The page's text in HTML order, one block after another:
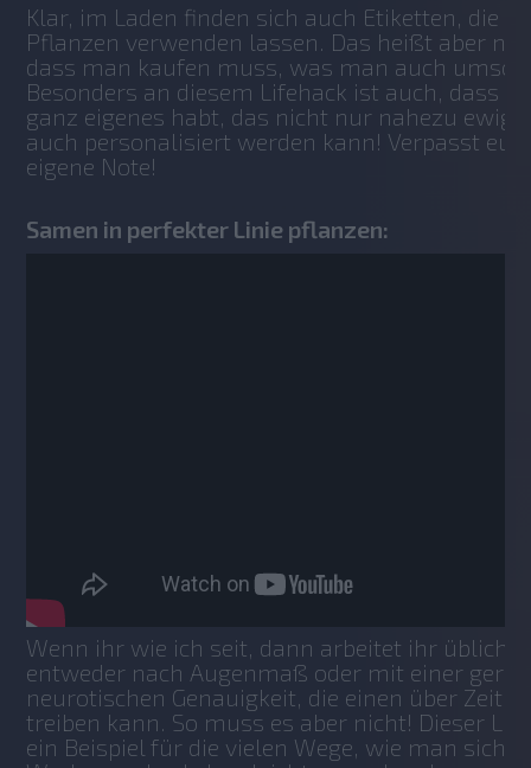
Klar, im Laden finden sich auch Etiketten, die
Pflanzen verwenden lassen. Das heißt aber
dass man kaufen muss, was man auch
Besonders an diesem Lifehack ist auch, dass
ganz eigenes habt, das nicht nur nahezu ewig
auch personalisiert werden kann! Verpasst
eigene Note!
Samen in perfekter Linie pflanzen:
Wenn ihr wie ich seit, dann arbeitet ihr
entweder nach Augenmaß oder mit einer
neurotischen Genauigkeit, die einen über Zeit
treiben kann. So muss es aber nicht! Dieser
ein Beispiel für die vielen Wege, wie man sich